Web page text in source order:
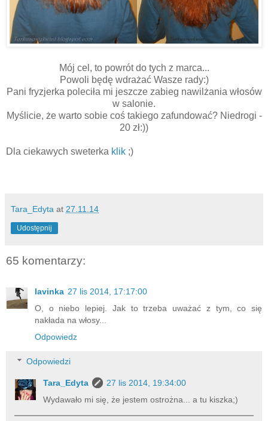
Mój cel, to powrót do tych z marca...
Powoli będę wdrażać Wasze rady:)
Pani fryzjerka poleciła mi jeszcze zabieg nawilżania włosów
w salonie.
Myślicie, że warto sobie coś takiego zafundować? Niedrogi -
20 zł:))
Dla ciekawych sweterka klik ;)
Tara_Edyta at 27.11.14
Udostępnij
65 komentarzy:
lavinka 27 lis 2014, 17:17:00
O, o niebo lepiej. Jak to trzeba uważać z tym, co się
nakłada na włosy...
Odpowiedz
Odpowiedzi
Tara_Edyta
27 lis 2014, 19:34:00
Wydawało mi się, że jestem ostrożna... a tu kiszka;)